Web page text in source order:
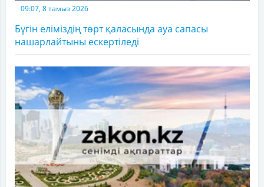
09:07, 8 тамыз 2026
Бүгін еліміздің төрт қаласында ауа сапасы
нашарлайтыны ескертіледі